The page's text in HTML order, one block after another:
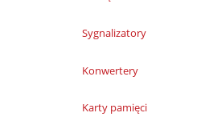
Sygnalizatory
Konwertery
Karty pamięci